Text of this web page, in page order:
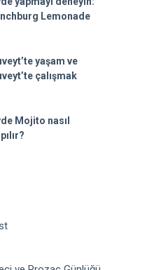
Lemonade
yaşam ve
çalışmak
Mojito nasıl